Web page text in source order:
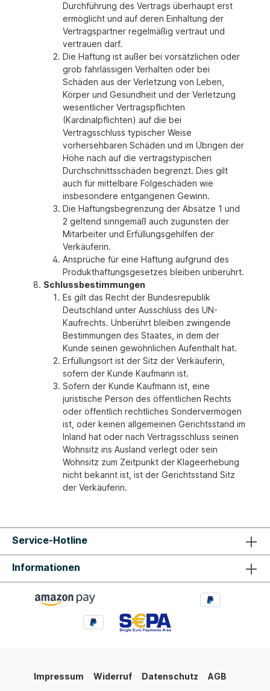
Durchführung des Vertrags überhaupt erst
ermöglicht und auf deren Einhaltung der
Vertragspartner regelmäßig vertraut und
vertrauen darf.
Die Haftung ist außer bei vorsätzlichen oder
grob fahrlässigen Verhalten oder bei
Schäden aus der Verletzung von Leben,
Körper und Gesundheit und der Verletzung
wesentlicher Vertragspflichten
(Kardinalpflichten) auf die bei
Vertragsschluss typischer Weise
vorhersehbaren Schäden und im Übrigen der
Höhe nach auf die vertragstypischen
Durchschnittsschäden begrenzt. Dies gilt
auch für mittelbare Folgeschäden wie
insbesondere entgangenen Gewinn.
Die Haftungsbegrenzung der Absätze 1 und
2 geltend sinngemäß auch zugunsten der
Mitarbeiter und Erfüllungsgehilfen der
Verkäuferin.
Ansprüche für eine Haftung aufgrund des
Produkthaftungsgesetzes bleiben unberührt.
Schlussbestimmungen
Es gilt das Recht der Bundesrepublik
Deutschland unter Ausschluss des UN-
Kaufrechts. Unberührt bleiben zwingende
Bestimmungen des Staates, in dem der
Kunde seinen gewöhnlichen Aufenthalt hat.
Erfüllungsort ist der Sitz der Verkäuferin,
sofern der Kunde Kaufmann ist.
Sofern der Kunde Kaufmann ist, eine
juristische Person des öffentlichen Rechts
oder öffentlich rechtliches Sondervermögen
ist, oder keinen allgemeinen Gerichtsstand im
Inland hat oder nach Vertragsschluss seinen
Wohnsitz ins Ausland verlegt oder sein
Wohnsitz zum Zeitpunkt der Klageerhebung
nicht bekannt ist, ist der Gerichtsstand Sitz
der Verkäuferin.
Service-Hotline
Informationen
Impressum Widerruf Datenschutz
AGB